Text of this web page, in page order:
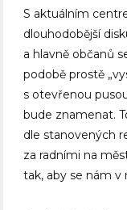
S aktuálním
dlouhodobější
a hlavně občanů
podobě prostě
s otevřenou
bude znamenat.
dle stanovených
za radními na
tak, aby se nám v